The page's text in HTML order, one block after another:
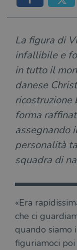
La figura di
infallibile e
in tutto il
danese
ricostruzione
forma
assegnando
personalità
squadra di
«Era
che ci
quando siamo
figuriamoci poi